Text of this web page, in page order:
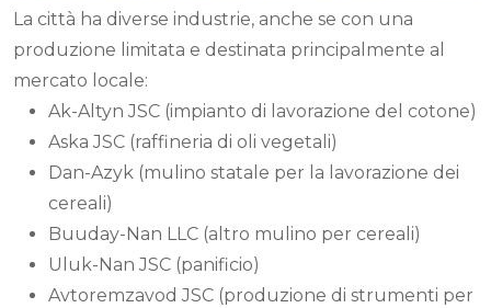
La città ha diverse industrie, anche se con una
produzione limitata e destinata principalmente al
mercato locale:
Ak-Altyn JSC (impianto di lavorazione del cotone)
Aska JSC (raffineria di oli vegetali)
Dan-Azyk (mulino statale per la lavorazione dei
cereali)
Buuday-Nan LLC (altro mulino per cereali)
Uluk-Nan JSC (panificio)
Avtoremzavod JSC (produzione di strumenti per